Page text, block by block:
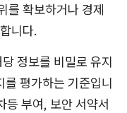
를 확보하거나 경제
니다.
정보를 비밀로 유지
평가하는 기준입니
등 부여, 보안 서약서